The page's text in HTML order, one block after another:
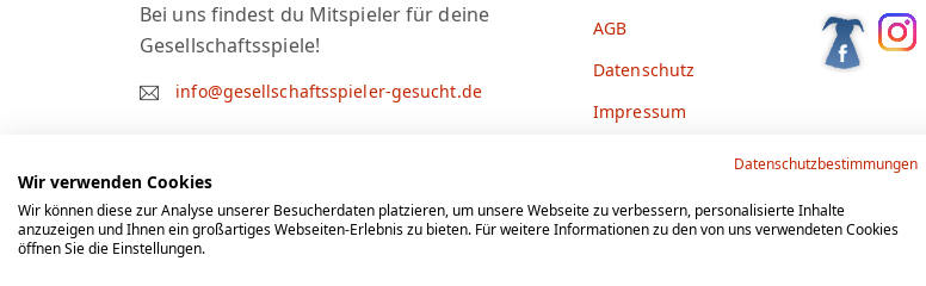
Bei uns findest du Mitspieler für deine
Gesellschaftsspiele!
info@gesellschaftsspieler-gesucht.de
AGB
Datenschutz
Impressum
© 2012 - 2026 by gesellschaftsspieler-gesucht.de
Datenschutzbestimmungen
Wir verwenden Cookies
Wir können diese zur Analyse unserer Besucherdaten platzieren, um unsere Webseite zu verbessern, personalisierte Inhalte
anzuzeigen und Ihnen ein großartiges Webseiten-Erlebnis zu bieten. Für weitere Informationen zu den von uns verwendeten Cookies
öffnen Sie die Einstellungen.